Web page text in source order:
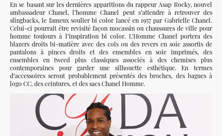
En se basant sur les dernières apparitions du rappeur Asap Rocky, nouvel
ambassadeur Chanel, l’homme Chanel peut s’attendre à retrouver des
slingbacks, le fameux soulier bi color lancé en 1957 par Gabrielle Chanel.
Celui-ci pourrait être revisité façon mocassin ou chaussures de ville pour
homme toujours à l’inspiration bi color. L’Homme Chanel portera des
blazers droits bi-matière avec des cols ou des revers en soie assortis de
pantalons à pinces droits et des ensembles en soie imprimés, des
ensembles en tweed plus classiques associés à des chemises plus
contemporaines pour garder une silhouette esthétique. En termes
d’accessoires seront probablement présentés des broches, des bagues à
logo CC, des ceintures, et des sacs Chanel Homme.